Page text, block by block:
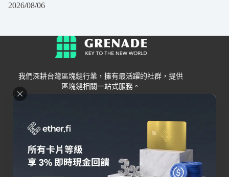
2026/08/06
我們深耕台灣區塊鏈行業，擁有最活躍的社群，提供
區塊鏈相關一站式服務。
Grenade
關於我們
聯絡我們
錢包
交易所
Bybit
OKX